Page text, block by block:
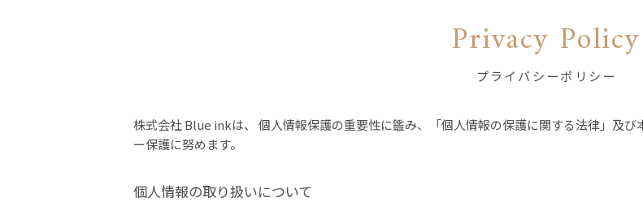
Privacy Policy
プライバシーポリシー
株式会社 Blue inkは、 個人情報保護の重要性に鑑み、「個人情報の保護に関する法律」及
ー保護に努めます。
個人情報の取り扱いについて